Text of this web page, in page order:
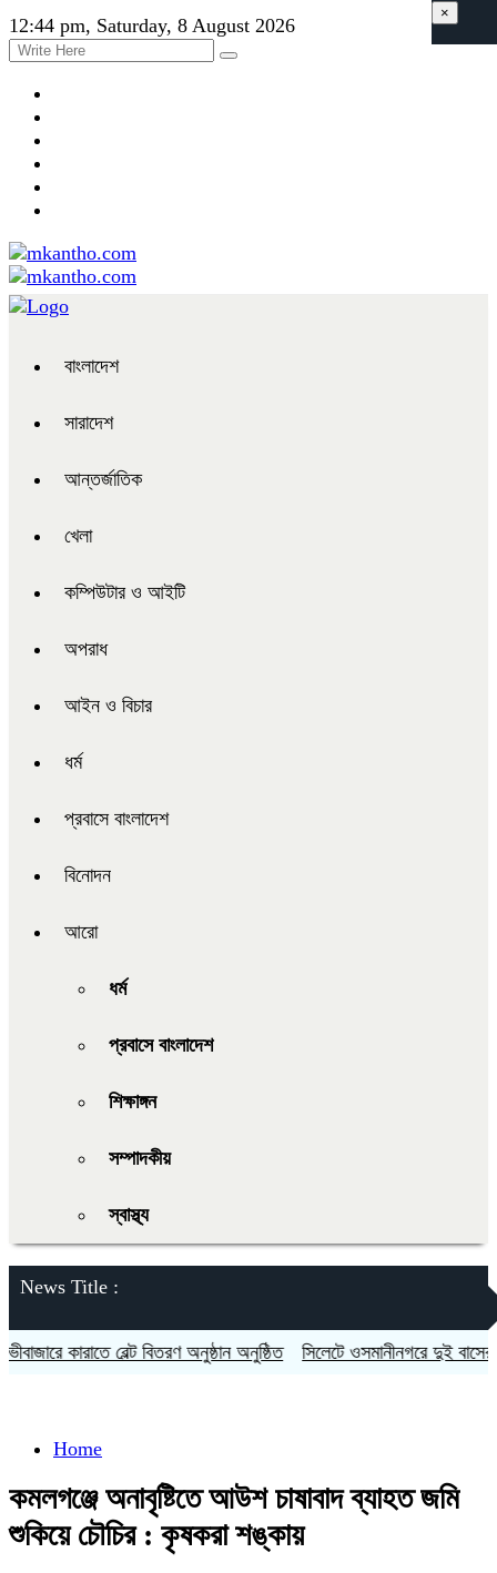
12:44 pm, Saturday, 8 August 2026
বাংলাদেশ
সারাদেশ
আন্তর্জাতিক
খেলা
কম্পিউটার ও আইটি
অপরাধ
আইন ও বিচার
ধর্ম
প্রবাসে বাংলাদেশ
বিনোদন
আরো
ধর্ম
প্রবাসে বাংলাদেশ
শিক্ষাঙ্গন
সম্পাদকীয়
স্বাস্থ্য
News Title :
কারাতে বেল্ট বিতরণ অনুষ্ঠান অনুষ্ঠিত সিলেটে ওসমানীনগরে দুই বাসের
×
Home
কমলগঞ্জে অনাবৃষ্টিতে আউশ চাষাবাদ ব্যাহত জমি
শুকিয়ে চৌচির : কৃষকরা শঙ্কায়